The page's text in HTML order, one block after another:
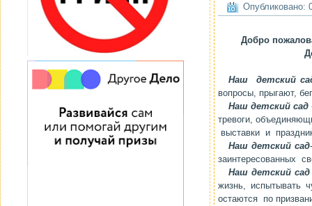
Опубликовано:
Добро
Наш детский
вопросы, прыгают,
Наш детский сад
тревоги,
выставки и
Наш детский сад
заинтересованных
Наш детский
жизнь, испытывать
остаются по